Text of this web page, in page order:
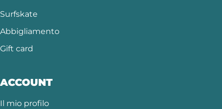
Surfskate
Abbigliamento
Gift card
ACCOUNT
Il mio profilo